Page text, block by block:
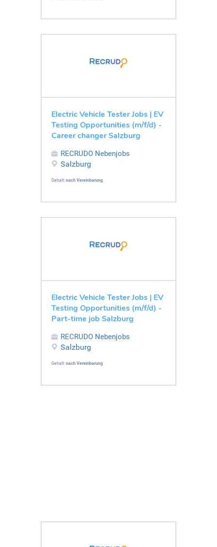
Electric Vehicle Tester Jobs | EV
Testing Opportunities (m/f/d) -
Career changer Salzburg
RECRUDO Nebenjobs
Salzburg
Gehalt: nach Vereinbarung
Electric Vehicle Tester Jobs | EV
Testing Opportunities (m/f/d) -
Part-time job Salzburg
RECRUDO Nebenjobs
Salzburg
Gehalt: nach Vereinbarung